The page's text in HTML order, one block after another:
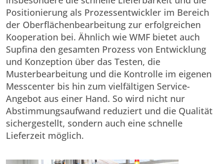
Positionierung als Prozessentwickler im Bereich
der Oberflächenbearbeitung zur erfolgreichen
Kooperation bei. Ähnlich wie WMF bietet auch
Supfina den gesamten Prozess von Entwicklung
und Konzeption über das Testen, die
Musterbearbeitung und die Kontrolle im eigenen
Messcenter bis hin zum vielfältigen Service-
Angebot aus einer Hand. So wird nicht nur
Abstimmungsaufwand reduziert und die Qualität
sichergestellt, sondern auch eine schnelle
Lieferzeit möglich.